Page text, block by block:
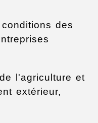
des
l'agriculture et
extérieur,